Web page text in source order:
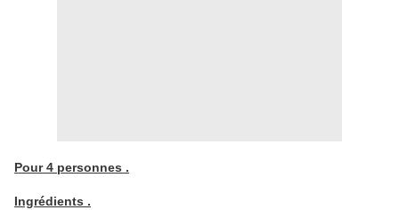
Pour 4 personnes .
Ingrédients .